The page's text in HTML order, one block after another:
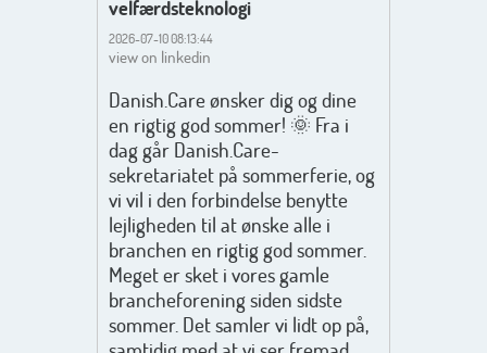
velfærdsteknologi
2026-07-10 08:13:44
view on linkedin
Danish.Care ønsker dig og dine
en rigtig god sommer! 🌞 Fra i
dag går Danish.Care-
sekretariatet på sommerferie, og
vi vil i den forbindelse benytte
lejligheden til at ønske alle i
branchen en rigtig god sommer.
Meget er sket i vores gamle
brancheforening siden sidste
sommer. Det samler vi lidt op på,